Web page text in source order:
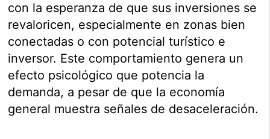
con la esperanza de que sus inversiones se
revaloricen, especialmente en zonas bien
conectadas o con potencial turístico e
inversor. Este comportamiento genera un
efecto psicológico que potencia la
demanda, a pesar de que la economía
general muestra señales de desaceleración.